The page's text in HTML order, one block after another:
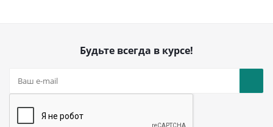
Будьте всегда в курсе!